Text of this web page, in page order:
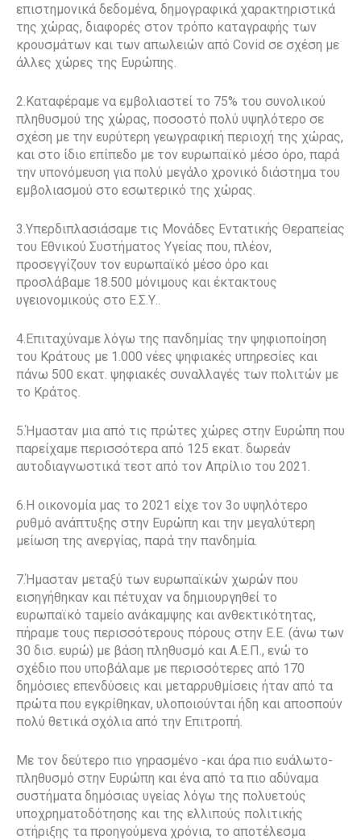
επιστημονικά δεδομένα, δημογραφικά χαρακτηριστικά
της χώρας, διαφορές στον τρόπο καταγραφής των
κρουσμάτων και των απωλειών από Covid σε σχέση με
άλλες χώρες της Ευρώπης.
2.Καταφέραμε να εμβολιαστεί το 75% του συνολικού
πληθυσμού της χώρας, ποσοστό πολύ υψηλότερο σε
σχέση με την ευρύτερη γεωγραφική περιοχή της χώρας,
και στο ίδιο επίπεδο με τον ευρωπαϊκό μέσο όρο, παρά
την υπονόμευση για πολύ μεγάλο χρονικό διάστημα του
εμβολιασμού στο εσωτερικό της χώρας.
3.Υπερδιπλασιάσαμε τις Μονάδες Εντατικής Θεραπείας
του Εθνικού Συστήματος Υγείας που, πλέον,
προσεγγίζουν τον ευρωπαϊκό μέσο όρο και
προσλάβαμε 18.500 μόνιμους και έκτακτους
υγειονομικούς στο Ε.Σ.Υ..
4.Επιταχύναμε λόγω της πανδημίας την ψηφιοποίηση
του Κράτους με 1.000 νέες ψηφιακές υπηρεσίες και
πάνω 500 εκατ. ψηφιακές συναλλαγές των πολιτών με
το Κράτος.
5.Ήμασταν μια από τις πρώτες χώρες στην Ευρώπη που
παρείχαμε περισσότερα από 125 εκατ. δωρεάν
αυτοδιαγνωστικά τεστ από τον Απρίλιο του 2021.
6.Η οικονομία μας το 2021 είχε τον 3ο υψηλότερο
ρυθμό ανάπτυξης στην Ευρώπη και την μεγαλύτερη
μείωση της ανεργίας, παρά την πανδημία.
7.Ήμασταν μεταξύ των ευρωπαϊκών χωρών που
εισηγήθηκαν και πέτυχαν να δημιουργηθεί το
ευρωπαϊκό ταμείο ανάκαμψης και ανθεκτικότητας,
πήραμε τους περισσότερους πόρους στην Ε.Ε. (άνω των
30 δισ. ευρώ) με βάση πληθυσμό και Α.Ε.Π., ενώ το
σχέδιο που υποβάλαμε με περισσότερες από 170
δημόσιες επενδύσεις και μεταρρυθμίσεις ήταν από τα
πρώτα που εγκρίθηκαν, υλοποιούνται ήδη και αποσπούν
πολύ θετικά σχόλια από την Επιτροπή.
Με τον δεύτερο πιο γηρασμένο -και άρα πιο ευάλωτο-
πληθυσμό στην Ευρώπη και ένα από τα πιο αδύναμα
συστήματα δημόσιας υγείας λόγω της πολυετούς
υποχρηματοδότησης και της ελλιπούς πολιτικής
στήριξης τα προηγούμενα χρόνια, το αποτέλεσμα